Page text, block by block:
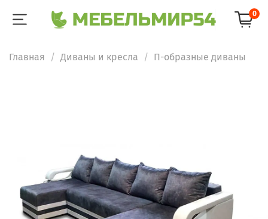
0
Главная Диваны и кресла П-образные диваны